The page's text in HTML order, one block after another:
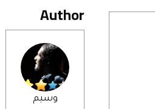
Author
وسيم